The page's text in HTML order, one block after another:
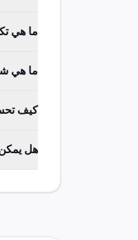
ما هي
ما هي
كيف
هل يمكن